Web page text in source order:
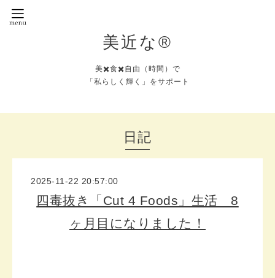
美近な®︎
美✖️食✖️自由（時間）で
「私らしく輝く」をサポート
日記
2025-11-22 20:57:00
四毒抜き「Cut 4 Foods」生活 8
ヶ月目になりました！